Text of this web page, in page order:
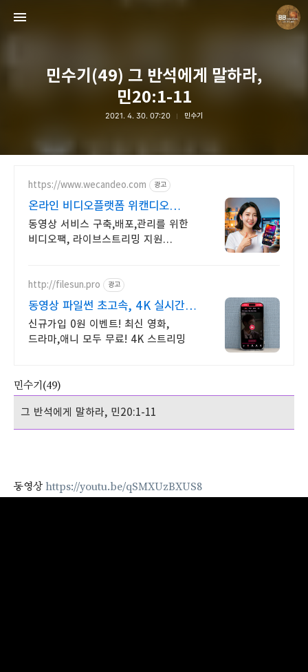
민수기(49) 그 반석에게 말하라,
민20:1-11
2021. 4. 30. 07:20 민수기
https://www.wecandeo.com 광고
온라인 비디오플랫폼 위캔디오
무료플랜으로 시작하세요!
동영상 서비스 구축,배포,관리를 위한
비디오팩, 라이브스트리밍 지원
http://filesun.pro 광고
동영상 파일썬 초고속, 4K 실시간
보기!
신규가입 0원 이벤트! 최신 영화,
드라마,애니 모두 무료! 4K 스트리밍
민수기(49)
그 반석에게 말하라, 민20:1-11
동영상 https://youtu.be/qSMXUzBXUS8
Believing Bible Studies